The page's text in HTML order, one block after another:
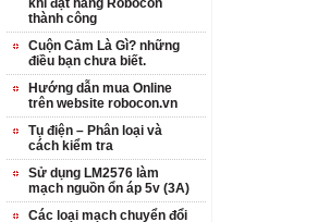
khi đặt hàng Robocon
thành công
Cuộn Cảm Là Gì? những
điều bạn chưa biết.
Hướng dẫn mua Online
trên website robocon.vn
Tụ điện – Phân loại và
cách kiểm tra
Sử dụng LM2576 làm
mạch nguồn ổn áp 5v (3A)
Các loại mạch chuyển đổi